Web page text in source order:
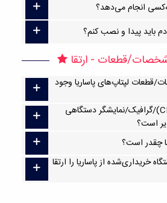
انجام می‌دهد؟
باید پیدا و نصب کنم؟
قطعات - ارتقا
قطعات لپتاپ‌های پاساریا وجود
می‌خواهم پردازنده (CPU)/گرافیک/نمایشگر دستگاهی
است؟
چقدر است؟
خریداری‌شده از پاساریا را ارتقا